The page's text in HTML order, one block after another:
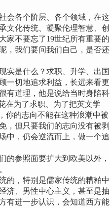
各个阶层、各个领域，在这
文化传统、凝聚伦理智慧、创
家不要忘了19世纪所有重要的
，我们要问我们自己，是否还
是什么？求职、升学、出国
一切地追求利益，长远来看更
有道理，他是说给当时身陷科
在为了求职、为了把英文学
你的志向不能在这种浪潮中被
，但只要我们的志向没有被剥
中，仍会逆流而上，做一个追
参照面要扩大到欧美以外，
，特别是儒家传统的糟粕中
济、男性中心主义，甚至是抽
有进一步认识，会知道西方能